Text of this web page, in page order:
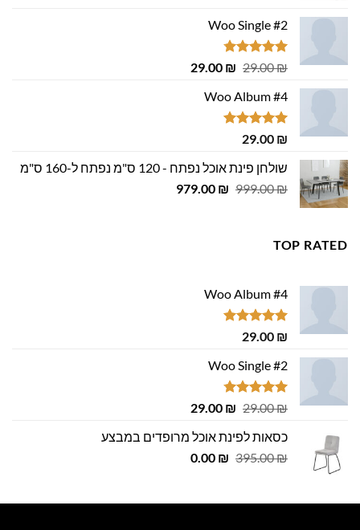
500.00 ₪.
Woo Single #2
דורג4.75
29.00₪
המחיר
היה:
29.00 ₪.
29.00 ₪
המחיר
Woo Album #4
דורג5.00
29.00 ₪
שולחן פינת אוכל נפתח - 120 ס"מ נפתח ל-160 ס"מ
999.00₪
המחיר
979.00 ₪
המחיר
TOP RATED
Woo Album #4
דורג5.00
29.00 ₪
Woo Single #2
דורג4.75
29.00₪
המחיר
היה:
29.00 ₪.
29.00 ₪
המחיר
הוא:
29.00 ₪.
כסאות לפינת אוכל מרופדים במבצע
395.00₪
המחיר
395.00 ₪.
0.00 ₪
המחיר
0.00 ₪.